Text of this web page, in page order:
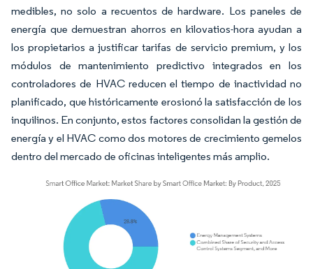
medibles, no solo a recuentos de hardware. Los paneles de
energía que demuestran ahorros en kilovatios-hora ayudan a
los propietarios a justificar tarifas de servicio premium, y los
módulos de mantenimiento predictivo integrados en los
controladores de HVAC reducen el tiempo de inactividad no
planificado, que históricamente erosionó la satisfacción de los
inquilinos. En conjunto, estos factores consolidan la gestión de
energía y el HVAC como dos motores de crecimiento gemelos
dentro del mercado de oficinas inteligentes más amplio.